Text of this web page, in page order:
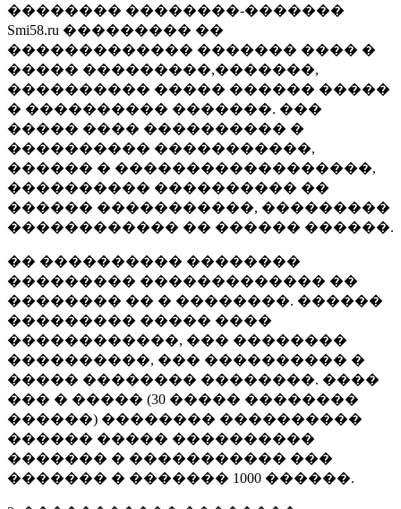
�������� ��������-�������
Smi58.ru ��������� ��
������������� ������� ���� �
����� ���������,�������,
���������� ����� ������ �����
� ���������� �������. ���
����� ���� ���������� �
���������� �����������,
������ � ������������������,
���������� ���������� ��
������ �����������, ���������
������������ �� ������ ������.
�� ���������� ��������
��������� ������������� ��
�������� �� � ��������. ������
��������� ����� ����
������������, ��� ��������
����������, ��� ���������� �
����� �������� ��������. ����
��� � ����� (30 ����� ��������
������) �������� ����������
������ ����� ����������
������� � ����������� ���
������� � ������� 1000 ������.